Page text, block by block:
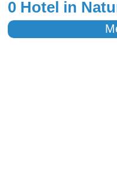
0 Hotel in